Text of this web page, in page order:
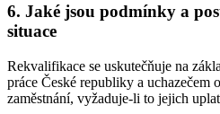
6. Jaké jsou podmínky a
situace
Rekvalifikace se uskutečňuje na
práce České republiky a uchazečem
zaměstnání, vyžaduje-li to jejich